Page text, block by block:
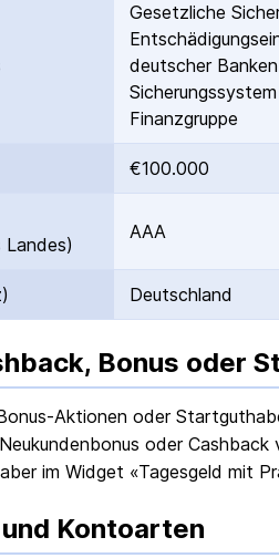
Gesetzliche
deutscher
Finanzgruppe
€100.000
Landes)
AAA
Deutschland
Bonus oder
Aktionen oder
oder
im Widget «Tagesgeld mit
Kontoarten